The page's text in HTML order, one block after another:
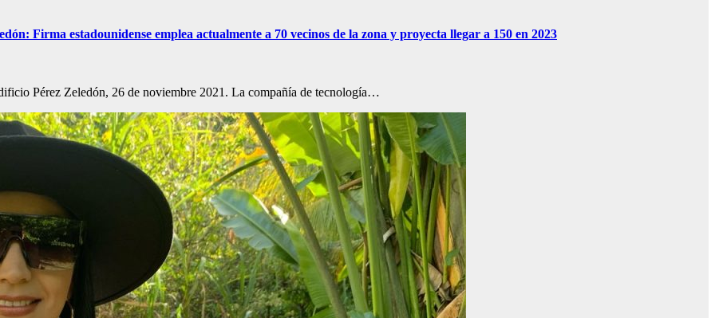
Firma estadounidense emplea actualmente a 70 vecinos de la zona y proyecta llegar a 150 en 2023
Pérez Zeledón, 26 de noviembre 2021. La compañía de tecnología…